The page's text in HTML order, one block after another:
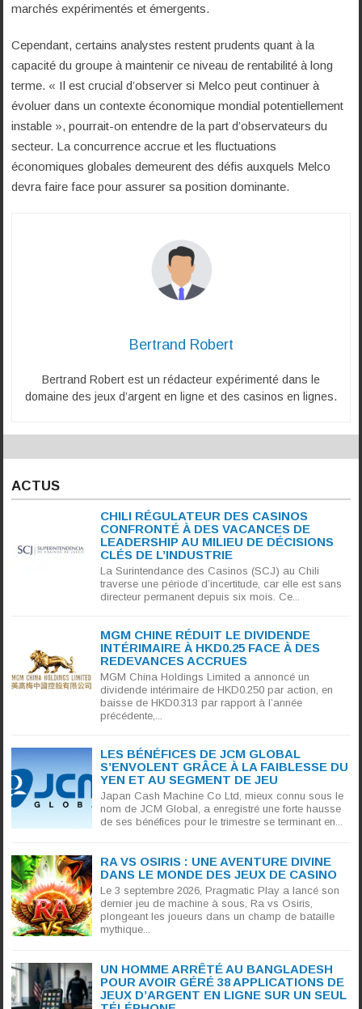
marchés expérimentés et émergents.
Cependant, certains analystes restent prudents quant à la
capacité du groupe à maintenir ce niveau de rentabilité à long
terme. « Il est crucial d’observer si Melco peut continuer à
évoluer dans un contexte économique mondial potentiellement
instable », pourrait-on entendre de la part d’observateurs du
secteur. La concurrence accrue et les fluctuations
économiques globales demeurent des défis auxquels Melco
devra faire face pour assurer sa position dominante.
Bertrand Robert
Bertrand Robert est un rédacteur expérimenté dans le
domaine des jeux d’argent en ligne et des casinos en lignes.
ACTUS
CHILI RÉGULATEUR DES CASINOS
CONFRONTÉ À DES VACANCES DE
LEADERSHIP AU MILIEU DE DÉCISIONS
CLÉS DE L’INDUSTRIE
La Surintendance des Casinos (SCJ) au Chili
traverse une période d’incertitude, car elle est sans
directeur permanent depuis six mois. Ce...
MGM CHINE RÉDUIT LE DIVIDENDE
INTÉRIMAIRE À HKD0.25 FACE À DES
REDEVANCES ACCRUES
MGM China Holdings Limited a annoncé un
dividende intérimaire de HKD0.250 par action, en
baisse de HKD0.313 par rapport à l’année
précédente,...
LES BÉNÉFICES DE JCM GLOBAL
S’ENVOLENT GRÂCE À LA FAIBLESSE DU
YEN ET AU SEGMENT DE JEU
Japan Cash Machine Co Ltd, mieux connu sous le
nom de JCM Global, a enregistré une forte hausse
de ses bénéfices pour le trimestre se terminant en...
RA VS OSIRIS : UNE AVENTURE DIVINE
DANS LE MONDE DES JEUX DE CASINO
Le 3 septembre 2026, Pragmatic Play a lancé son
dernier jeu de machine à sous, Ra vs Osiris,
plongeant les joueurs dans un champ de bataille
mythique...
UN HOMME ARRÊTÉ AU BANGLADESH
POUR AVOIR GÉRÉ 38 APPLICATIONS DE
JEUX D’ARGENT EN LIGNE SUR UN SEUL